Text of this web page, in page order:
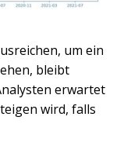
um ein
bleibt
erwartet
wird, falls